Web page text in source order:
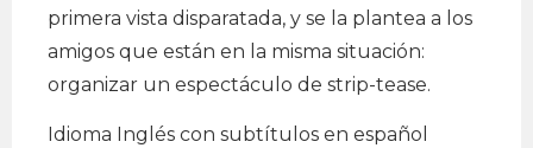
primera vista disparatada, y se la plantea a los
amigos que están en la misma situación:
organizar un espectáculo de strip-tease.
Idioma Inglés con subtítulos en español